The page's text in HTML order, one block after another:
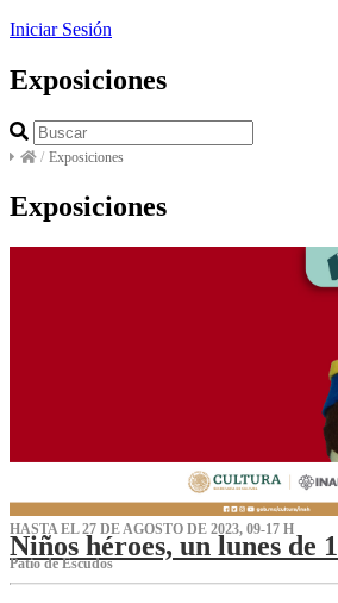
Iniciar Sesión
Exposiciones
/ Exposiciones
Exposiciones
HASTA EL 27 DE AGOSTO DE 2023, 09-17 H
Niños héroes, un lunes de
Patio de Escudos